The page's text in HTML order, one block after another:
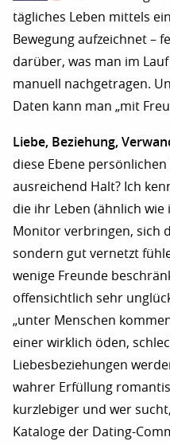
tägliches Leben mittels
Bewegung aufzeichnet –
darüber, was man im
manuell nachgetragen.
Daten kann man „mit
Liebe, Beziehung,
diese Ebene
ausreichend Halt? Ich
die ihr Leben (ähnlich
Monitor verbringen, sich
sondern gut vernetzt
wenige Freunde
offensichtlich sehr
„unter Menschen
einer wirklich öden,
Liebesbeziehungen
wahrer Erfüllung
kurzlebiger und wer
Kataloge der Dating-